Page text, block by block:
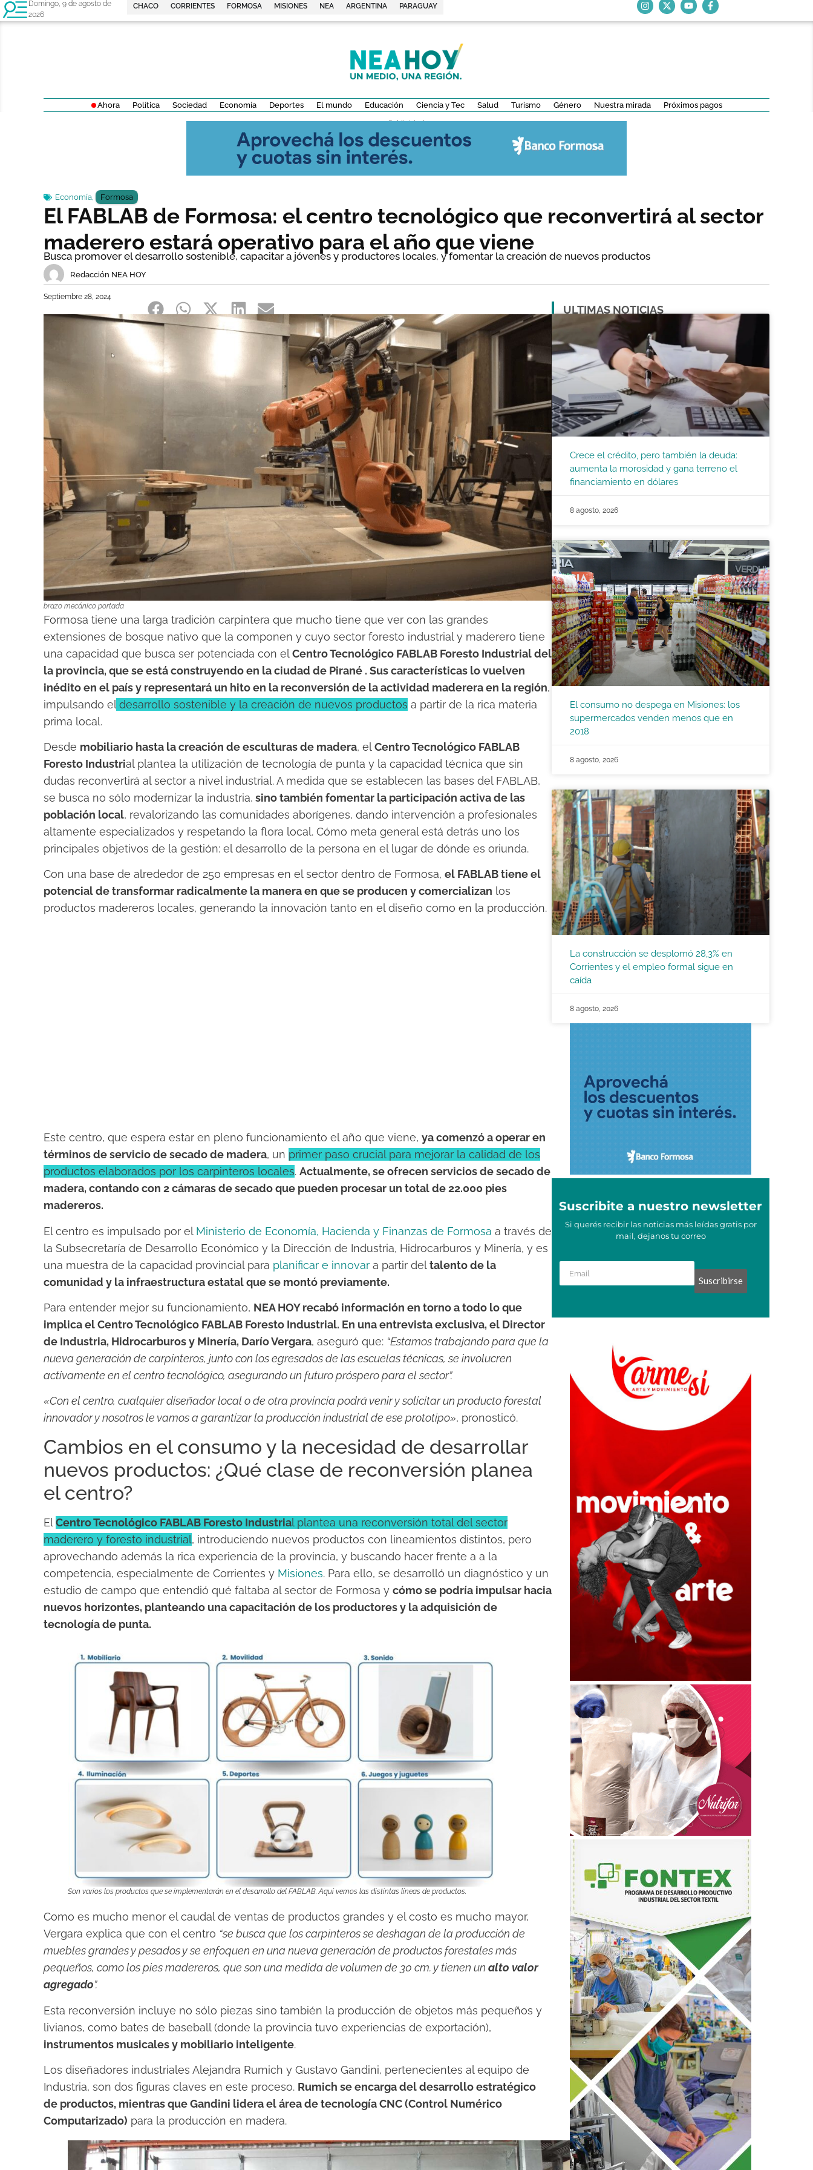
Domingo, 9 de agosto de
2026
CHACO CORRIENTES FORMOSA MISIONES NEA ARGENTINA PARAGUAY
Ahora Política Sociedad Economía Deportes El mundo Educación Ciencia y Tec Salud Turismo Género Nuestra mirada Próximos pagos
- Publicidad -
Economía, Formosa
El FABLAB de Formosa: el centro tecnológico que reconvertirá al sector
maderero estará operativo para el año que viene
Busca promover el desarrollo sostenible, capacitar a jóvenes y productores locales, y fomentar la creación de nuevos productos
Redacción NEA HOY
Septiembre 28, 2024
brazo mecánico portada
Formosa tiene una larga tradición carpintera que mucho tiene que ver con las grandes
extensiones de bosque nativo que la componen y cuyo sector foresto industrial y maderero tiene
una capacidad que busca ser potenciada con elCentro Tecnológico FABLAB Foresto Industrial del
la provincia, que se está construyendo en la ciudad de Pirané . Sus características lo vuelven
inédito en el país y representará un hito en la reconversión de la actividad maderera en la región,
impulsando el desarrollo sostenible y la creación de nuevos productos a partir de la rica materia
prima local.
Desde mobiliario hasta la creación de esculturas de madera, elCentro Tecnológico FABLAB
Foresto Industrial plantea la utilización de tecnología de punta y la capacidad técnica que sin
dudas reconvertirá al sector a nivel industrial. A medida que se establecen las bases del FABLAB,
se busca no sólo modernizar la industria, sino también fomentar la participación activa de las
población local, revalorizando las comunidades aborígenes, dando intervención a profesionales
altamente especializados y respetando la flora local. Cómo meta general está detrás uno los
principales objetivos de la gestión: el desarrollo de la persona en el lugar de dónde es oriunda.
Con una base de alrededor de 250 empresas en el sector dentro de Formosa, el FABLAB tiene el
potencial de transformar radicalmente la manera en que se producen y comercializan los
productos madereros locales, generando la innovación tanto en el diseño como en la producción.
Este centro, que espera estar en pleno funcionamiento el año que viene, ya comenzó a operar en
términos de servicio de secado de madera, un primer paso crucial para mejorar la calidad de los
productos elaborados por los carpinteros locales. Actualmente, se ofrecen servicios de secado de
madera, contando con 2 cámaras de secado que pueden procesar un total de 22.000 pies
madereros.
El centro es impulsado por el Ministerio de Economía, Hacienda y Finanzas de Formosa a través de
la Subsecretaría de Desarrollo Económico y la Dirección de Industria, Hidrocarburos y Minería, y es
una muestra de la capacidad provincial para planificar e innovar a partir deltalento de la
comunidad y la infraestructura estatal que se montó previamente.
Para entender mejor su funcionamiento, NEA HOY recabó información en torno a todo lo que
implica el Centro Tecnológico FABLAB Foresto Industrial. En una entrevista exclusiva, el Director
de Industria, Hidrocarburos y Minería, Darío Vergara, aseguró que: “Estamos trabajando para que la
nueva generación de carpinteros, junto con los egresados de las escuelas técnicas, se involucren
activamente en el centro tecnológico, asegurando un futuro próspero para el sector”.
«Con el centro, cualquier diseñador local o de otra provincia podrá venir y solicitar un producto forestal
innovador y nosotros le vamos a garantizar la producción industrial de ese prototipo», pronosticó.
Cambios en el consumo y la necesidad de desarrollar
nuevos productos: ¿Qué clase de reconversión planea
el centro?
ElCentro Tecnológico FABLAB Foresto Industrial plantea una reconversión total del sector
maderero y foresto industrial, introduciendo nuevos productos con lineamientos distintos, pero
aprovechando además la rica experiencia de la provincia, y buscando hacer frente a a la
competencia, especialmente de Corrientes y Misiones. Para ello, se desarrolló un diagnóstico y un
estudio de campo que entendió qué faltaba al sector de Formosa y cómo se podría impulsar hacia
nuevos horizontes, planteando una capacitación de los productores y la adquisición de
tecnología de punta.
Son varios los productos que se implementarán en el desarrollo del FABLAB. Aquí vemos las distintas líneas de productos.
Como es mucho menor el caudal de ventas de productos grandes y el costo es mucho mayor,
Vergara explica que con el centro “se busca que los carpinteros se deshagan de la producción de
muebles grandes y pesados y se enfoquen en una nueva generación de productos forestales más
pequeños, como los pies madereros, que son una medida de volumen de 30 cm. y tienen un alto valor
agregado”.
Esta reconversión incluye no sólo piezas sino también la producción de objetos más pequeños y
livianos, como bates de baseball (donde la provincia tuvo experiencias de exportación),
instrumentos musicales y mobiliario inteligente.
Los diseñadores industriales Alejandra Rumich y Gustavo Gandini, pertenecientes al equipo de
Industria, son dos figuras claves en este proceso. Rumich se encarga del desarrollo estratégico
de productos, mientras que Gandini lidera el área de tecnología CNC (Control Numérico
Computarizado) para la producción en madera.
ULTIMAS NOTICIAS
Crece el crédito, pero también la deuda:
aumenta la morosidad y gana terreno el
financiamiento en dólares
8 agosto, 2026
El consumo no despega en Misiones: los
supermercados venden menos que en
2018
8 agosto, 2026
La construcción se desplomó 28,3% en
Corrientes y el empleo formal sigue en
caída
8 agosto, 2026
Suscribite a nuestro newsletter
Si querés recibir las noticias más leídas gratis por
mail, dejanos tu correo
Suscribirse